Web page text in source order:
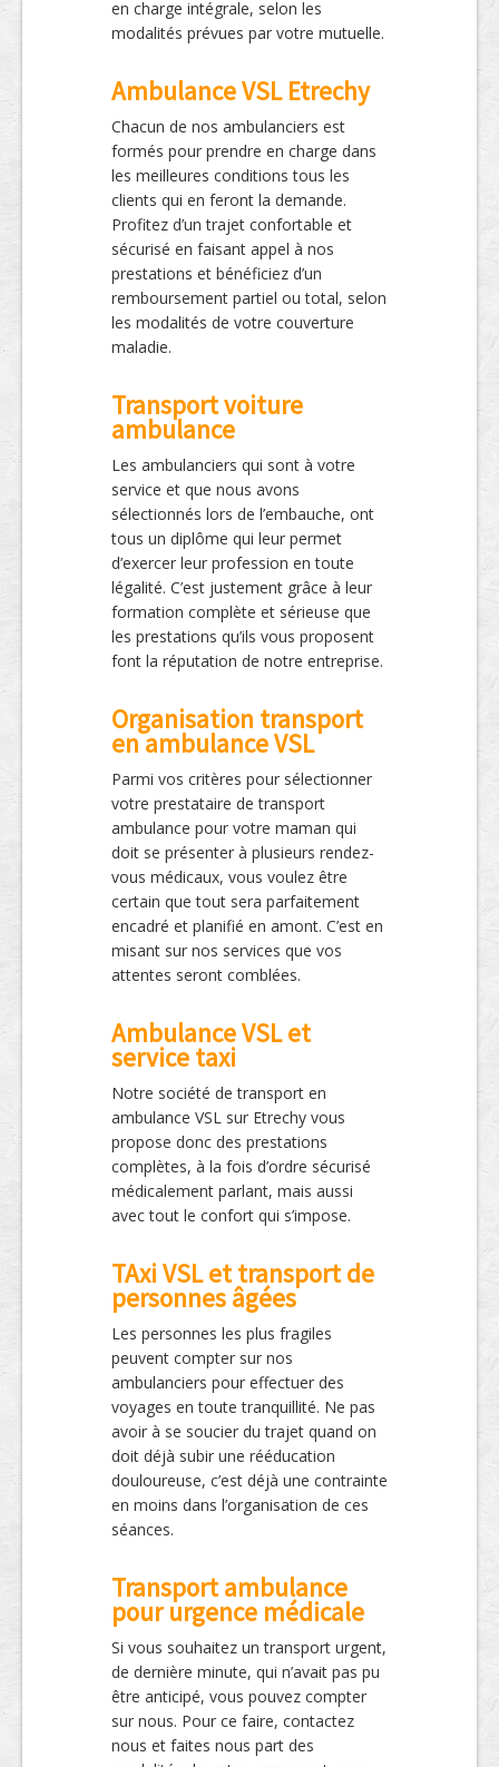
en charge intégrale, selon les
modalités prévues par votre mutuelle.
Ambulance VSL Etrechy
Chacun de nos ambulanciers est
formés pour prendre en charge dans
les meilleures conditions tous les
clients qui en feront la demande.
Profitez d’un trajet confortable et
sécurisé en faisant appel à nos
prestations et bénéficiez d’un
remboursement partiel ou total, selon
les modalités de votre couverture
maladie.
Transport voiture
ambulance
Les ambulanciers qui sont à votre
service et que nous avons
sélectionnés lors de l’embauche, ont
tous un diplôme qui leur permet
d’exercer leur profession en toute
légalité. C’est justement grâce à leur
formation complète et sérieuse que
les prestations qu’ils vous proposent
font la réputation de notre entreprise.
Organisation transport
en ambulance VSL
Parmi vos critères pour sélectionner
votre prestataire de transport
ambulance pour votre maman qui
doit se présenter à plusieurs rendez-
vous médicaux, vous voulez être
certain que tout sera parfaitement
encadré et planifié en amont. C’est en
misant sur nos services que vos
attentes seront comblées.
Ambulance VSL et
service taxi
Notre société de transport en
ambulance VSL sur Etrechy vous
propose donc des prestations
complètes, à la fois d’ordre sécurisé
médicalement parlant, mais aussi
avec tout le confort qui s’impose.
TAxi VSL et transport de
personnes âgées
Les personnes les plus fragiles
peuvent compter sur nos
ambulanciers pour effectuer des
voyages en toute tranquillité. Ne pas
avoir à se soucier du trajet quand on
doit déjà subir une rééducation
douloureuse, c’est déjà une contrainte
en moins dans l’organisation de ces
séances.
Transport ambulance
pour urgence médicale
Si vous souhaitez un transport urgent,
de dernière minute, qui n’avait pas pu
être anticipé, vous pouvez compter
sur nous. Pour ce faire, contactez
nous et faites nous part des